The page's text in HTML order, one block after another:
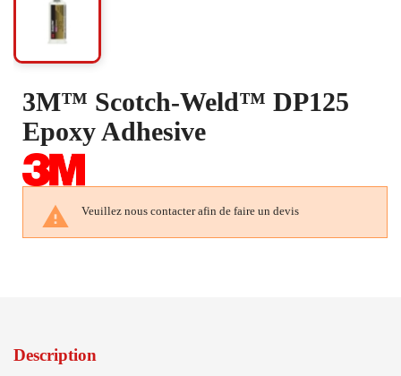
3M™ Scotch-Weld™ DP125
Epoxy Adhesive
 Veuillez nous contacter afin de faire un devis
Description